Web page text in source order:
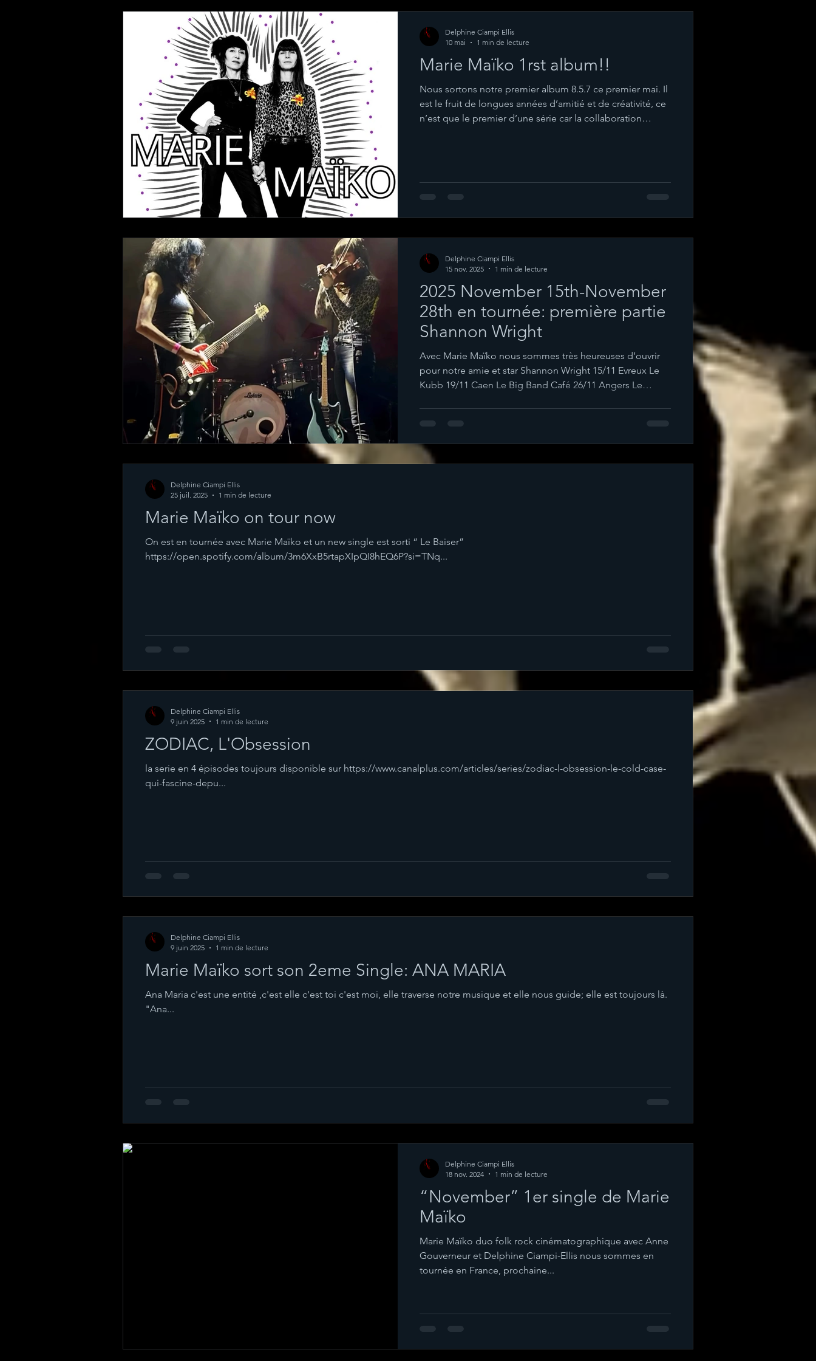
Marie Maïko 1rst album!!
Nous sortons notre premier album 8.5.7 ce premier mai. Il
est le fruit de longues années d’amitié et de créativité, ce
n’est que le premier d’une série car la collaboration
Delphine Ciampi Ellis
10 mai
1 min de lecture
2025 November 15th-November
28th en tournée: première partie
Shannon Wright
Avec Marie Maïko nous sommes très heureuses d’ouvrir
pour notre amie et star Shannon Wright 15/11 Evreux Le
Kubb 19/11 Caen Le Big Band Café 26/11 Angers Le
Transmusicales le Offf 19/12 Paris Le chair de poule
Delphine Ciampi Ellis
15 nov. 2025
1 min de lecture
Marie Maïko on tour now
On est en tournée avec Marie Maïko et un new single est sorti “ Le Baiser”
https://open.spotify.com/album/3m6XxB5rtapXIpQI8hEQ6P?si=TNq...
Delphine Ciampi Ellis
25 juil. 2025
1 min de lecture
ZODIAC, L'Obsession
la serie en 4 épisodes toujours disponible sur https://www.canalplus.com/articles/series/zodiac-l-obsession-le-cold-case-
qui-fascine-depu...
Delphine Ciampi Ellis
9 juin 2025
1 min de lecture
Marie Maïko sort son 2eme Single: ANA MARIA
Ana Maria c'est une entité ,c'est elle c'est toi c'est moi, elle traverse notre musique et elle nous guide; elle est toujours là.
"Ana...
Delphine Ciampi Ellis
9 juin 2025
1 min de lecture
“November” 1er single de Marie
Maïko
Marie Maïko duo folk rock cinématographique avec Anne
Gouverneur et Delphine Ciampi-Ellis nous sommes en
tournée en France, prochaine...
Delphine Ciampi Ellis
18 nov. 2024
1 min de lecture